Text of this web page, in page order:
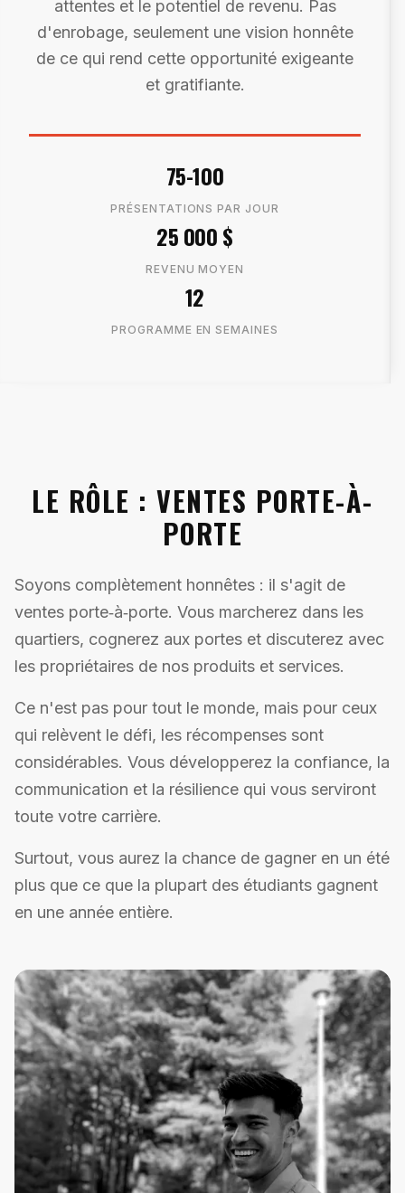
attentes et le potentiel de revenu. Pas
d'enrobage, seulement une vision honnête
de ce qui rend cette opportunité exigeante
et gratifiante.
75-100
PRÉSENTATIONS PAR JOUR
25 000 $
REVENU MOYEN
12
PROGRAMME EN SEMAINES
LE RÔLE : VENTES PORTE-À-
PORTE
Soyons complètement honnêtes : il s'agit de
ventes porte‑à‑porte. Vous marcherez dans les
quartiers, cognerez aux portes et discuterez avec
les propriétaires de nos produits et services.
Ce n'est pas pour tout le monde, mais pour ceux
qui relèvent le défi, les récompenses sont
considérables. Vous développerez la confiance, la
communication et la résilience qui vous serviront
toute votre carrière.
Surtout, vous aurez la chance de gagner en un été
plus que ce que la plupart des étudiants gagnent
en une année entière.